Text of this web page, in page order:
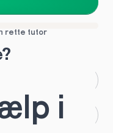
rette tutor
HF
i